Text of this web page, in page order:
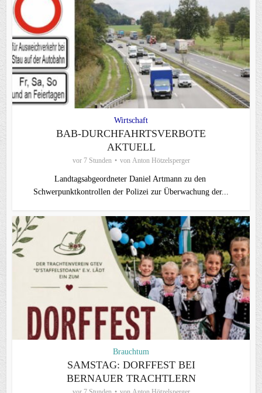
Wirtschaft
BAB-DURCHFAHRTSVERBOTE
AKTUELL
vor 7 Stunden von Anton Hötzelsperger
Landtagsabgeordneter Daniel Artmann zu den
Schwerpunktkontrollen der Polizei zur Überwachung der...
Brauchtum
SAMSTAG: DORFFEST BEI
BERNAUER TRACHTLERN